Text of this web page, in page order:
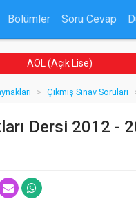
Bölümler Soru Cevap
AÖL (Açık Lise)
Çıkmış Sınav Soruları
Dersi 2012 -